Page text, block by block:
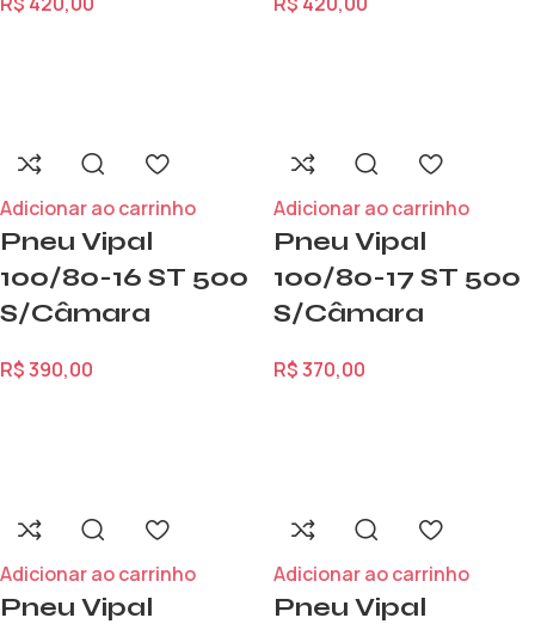
Adicionar ao carrinho
Pneu Vipal
100/80-16 ST 500
S/Câmara
R$390,00
Adicionar ao carrinho
Pneu Vipal
100/80-17 ST 500
S/Câmara
R$370,00
Adicionar ao carrinho
Pneu Vipal
Adicionar ao carrinho
Pneu Vipal